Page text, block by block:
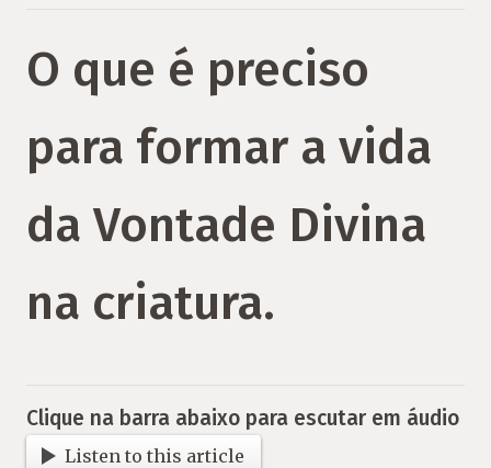
O que é preciso
para formar a vida
da Vontade Divina
na criatura.
Clique na barra abaixo para escutar em áudio
Listen to this article